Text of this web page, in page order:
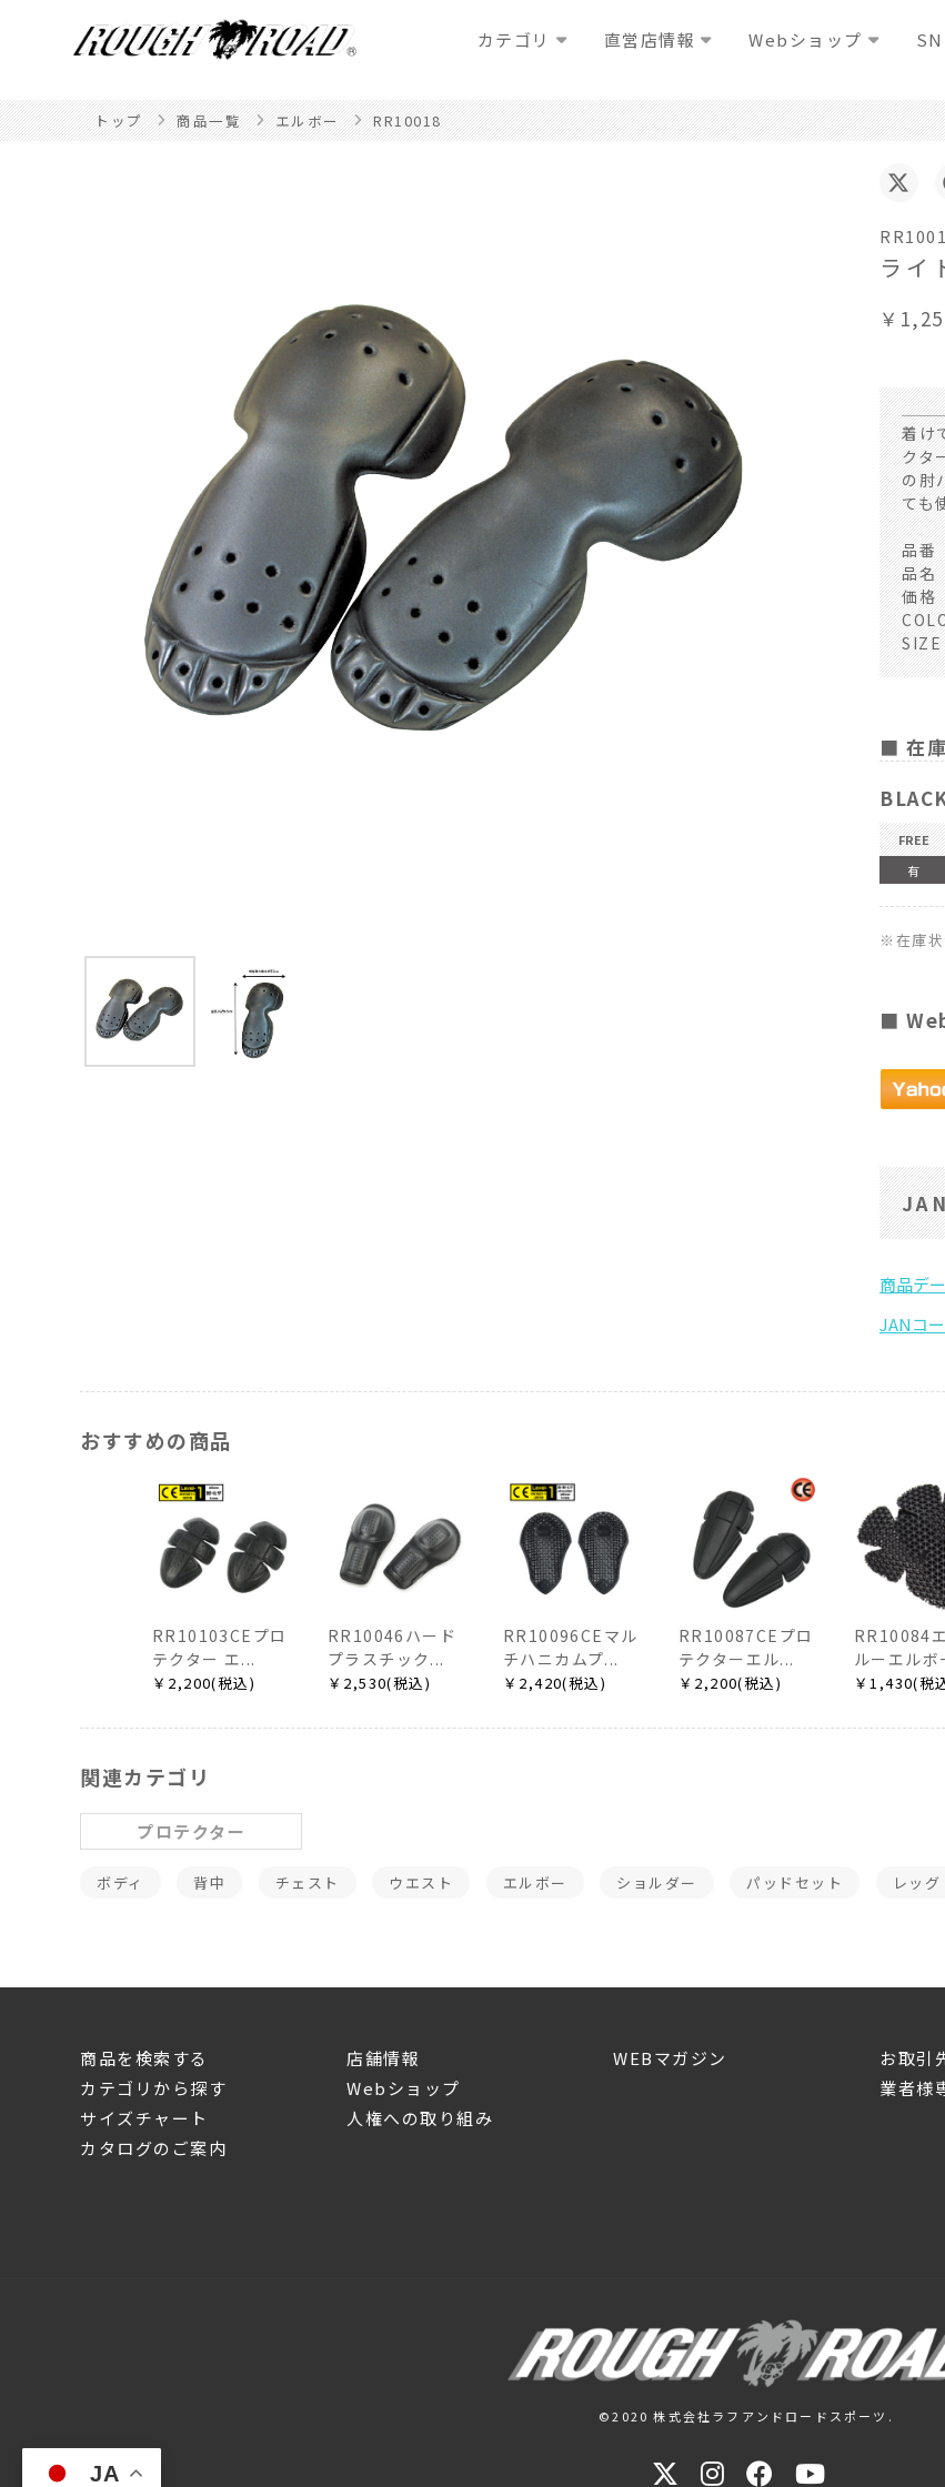
カテゴリ 直営店情報 Webショップ
トップ 商品一覧 エルボー RR10018
ライ
￥
着け
クタ
の肘
ても
品
品名
価格
■ 在
FREE
有
※在庫状
■
おすすめの商品
RR10103CEプロ
テクター エ...
￥2,200(税込)
RR10046ハード
プラスチック...
￥2,530(税込)
RR10096CEマル
チハニカムプ...
￥2,420(税込)
RR10087CEプロ
テクターエル...
￥2,200(税込)
RR10084
ルーエルボ
￥1,430(税
関連カテゴリ
プロテクター
ボディ 背中 チェスト ウエスト エルボー ショルダー パッドセット レッ
商品を検索する
カテゴリから探す
サイズチャート
カタログのご案内
店舗情報
Webショップ
人権への取り組み
WEBマガジン
お取引
業者様
ー
©2020 株式会社ラフアンドロードスポーツ.
JA